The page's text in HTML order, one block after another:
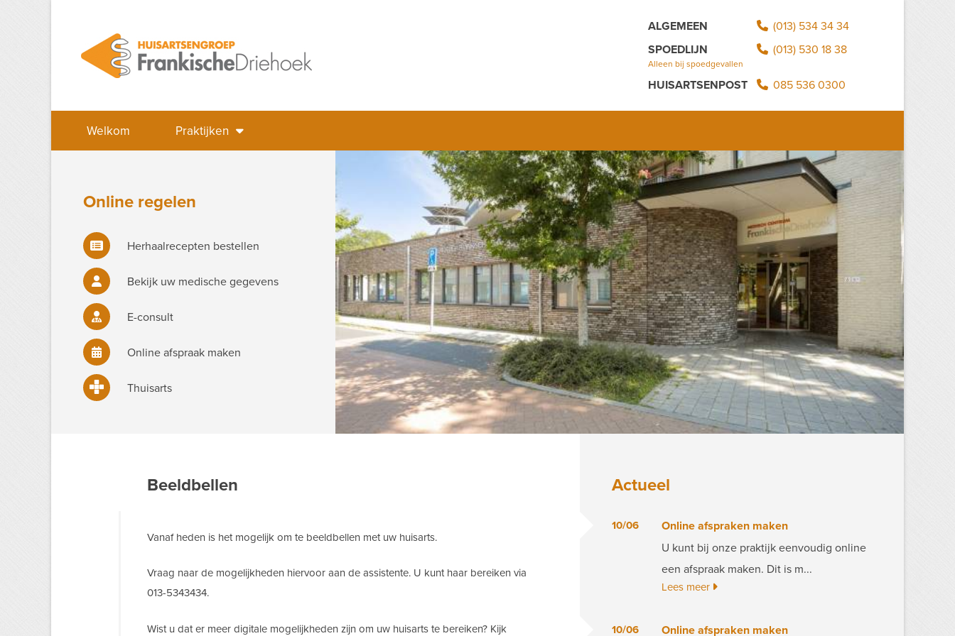
ALGEMEEN (013) 534 34 34
SPOEDLIJN (013) 530 18 38
Alleen bij spoedgevallen
HUISARTSENPOST 085 536 0300
Welkom Praktijken
Online regelen
Herhaalrecepten bestellen
Bekijk uw medische gegevens
E-consult
Online afspraak maken
Thuisarts
Beeldbellen
Vanaf heden is het mogelijk om te beeldbellen met uw huisarts.
Vraag naar de mogelijkheden hiervoor aan de assistente. U kunt haar bereiken via
013-5343434.
Wist u dat er meer digitale mogelijkheden zijn om uw huisarts te bereiken? Kijk
Actueel
10/06 Online afspraken maken
U kunt bij onze praktijk eenvoudig online
een afspraak maken. Dit is m...
Lees meer
10/06 Online afspraken maken